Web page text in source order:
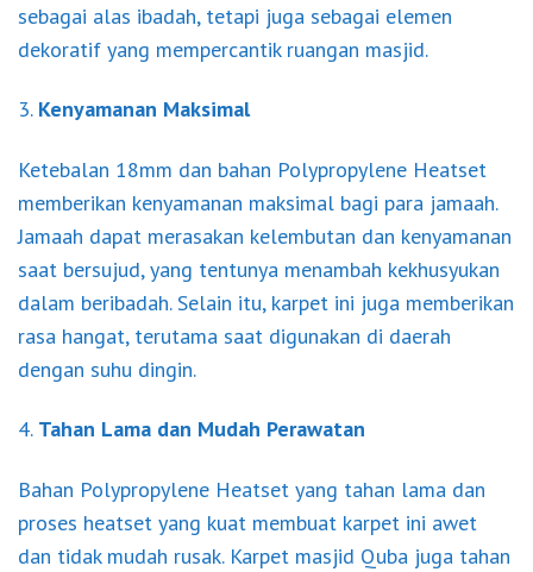
sebagai alas ibadah, tetapi juga sebagai elemen
dekoratif yang mempercantik ruangan masjid.
3. Kenyamanan Maksimal
Ketebalan 18mm dan bahan Polypropylene Heatset
memberikan kenyamanan maksimal bagi para jamaah.
Jamaah dapat merasakan kelembutan dan kenyamanan
saat bersujud, yang tentunya menambah kekhusyukan
dalam beribadah. Selain itu, karpet ini juga memberikan
rasa hangat, terutama saat digunakan di daerah
dengan suhu dingin.
4. Tahan Lama dan Mudah Perawatan
Bahan Polypropylene Heatset yang tahan lama dan
proses heatset yang kuat membuat karpet ini awet
dan tidak mudah rusak. Karpet masjid Quba juga tahan